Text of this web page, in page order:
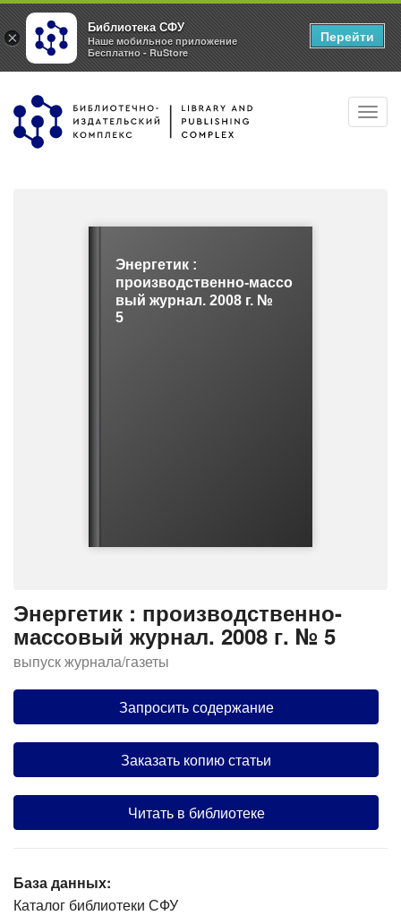
Перейти
основному
Энергетик :
производственно-массо
вый журнал. 2008 г. №
5
Энергетик : производственно-
массовый журнал. 2008 г. № 5
выпуск журнала/газеты
Запросить содержание
Заказать копию статьи
Читать в библиотеке
База данных:
Каталог библиотеки СФУ
×
Библиотека СФУ
Наше мобильное приложение
Бесплатно - RuStore
Перейти